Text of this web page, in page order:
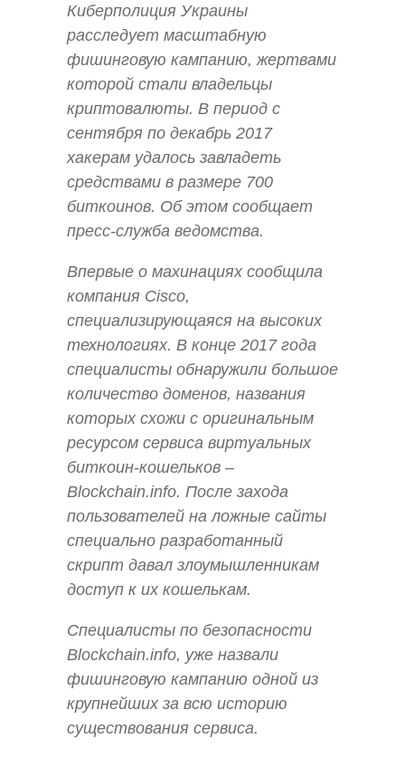
Киберполиция Украины
расследует масштабную
фишинговую кампанию, жертвами
которой стали владельцы
криптовалюты. В период с
сентября по декабрь 2017
хакерам удалось завладеть
средствами в размере 700
биткоинов. Об этом сообщает
пресс-служба ведомства.
Впервые о махинациях сообщила
компания Cisco,
специализирующаяся на высоких
технологиях. В конце 2017 года
специалисты обнаружили большое
количество доменов, названия
которых схожи с оригинальным
ресурсом сервиса виртуальных
биткоин-кошельков –
Blockchain.info. После захода
пользователей на ложные сайты
специально разработанный
скрипт давал злоумышленникам
доступ к их кошелькам.
Специалисты по безопасности
Blockchain.info, уже назвали
фишинговую кампанию одной из
крупнейших за всю историю
существования сервиса.